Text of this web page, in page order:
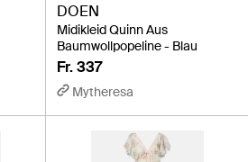
DOEN
Midikleid Quinn Aus
Baumwollpopeline - Blau
Fr. 337
Mytheresa